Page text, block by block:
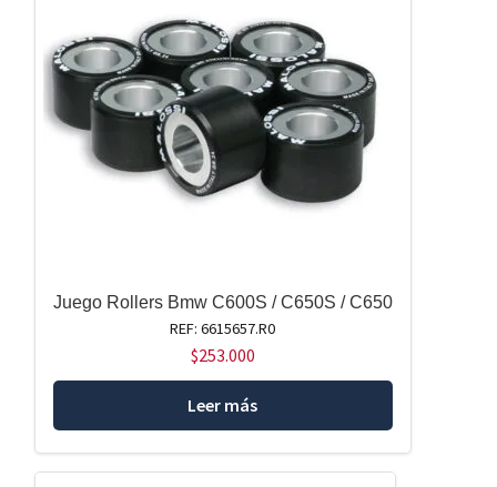
Juego Rollers Bmw C600S / C650S / C650
REF: 6615657.R0
$253.000
Leer más